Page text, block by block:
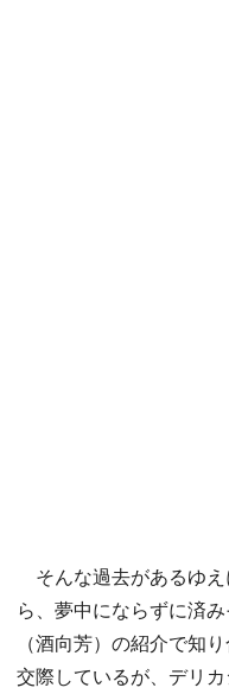
そんな過去があるゆ
ら、夢中にならずに済
（酒向芳）の紹介で知
交際しているが、デリ